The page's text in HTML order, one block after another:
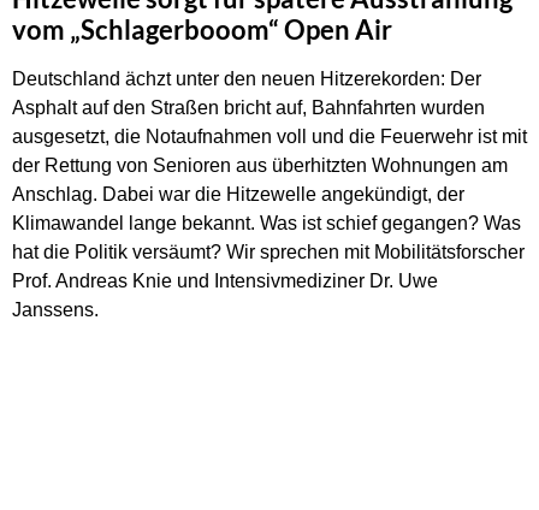
vom „Schlagerbooom“ Open Air
Deutschland ächzt unter den neuen Hitzerekorden: Der
Asphalt auf den Straßen bricht auf, Bahnfahrten wurden
ausgesetzt, die Notaufnahmen voll und die Feuerwehr ist mit
der Rettung von Senioren aus überhitzten Wohnungen am
Anschlag. Dabei war die Hitzewelle angekündigt, der
Klimawandel lange bekannt. Was ist schief gegangen? Was
hat die Politik versäumt? Wir sprechen mit Mobilitätsforscher
Prof. Andreas Knie und Intensivmediziner Dr. Uwe
Janssens.